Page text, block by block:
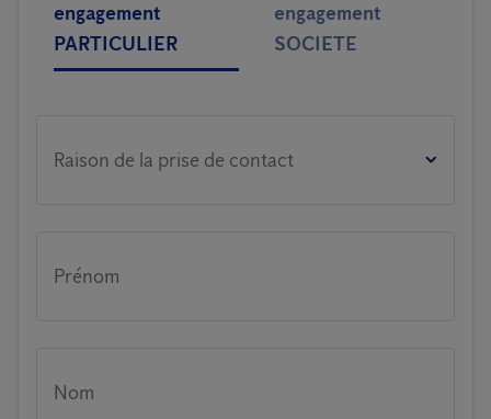
engagement
PARTICULIER
engagement
SOCIETE
Raison de la prise de contact
Prénom
Nom